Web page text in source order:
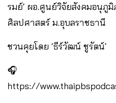
รมย์’ ผอ.ศูนย์วิจัยสังคมอนุภู
ศิลปศาสตร์ ม.อุบลราชธานี
ชวนคุยโดย ‘ธีร์วัฒน์ ชูรัตน์’
🎧
https://